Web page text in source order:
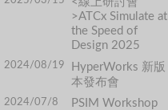
>ATCx Simulate at
the Speed of
Design 2025
2024/08/19
HyperWorks 新版
本發布會
2024/07/8 PSIM Workshop